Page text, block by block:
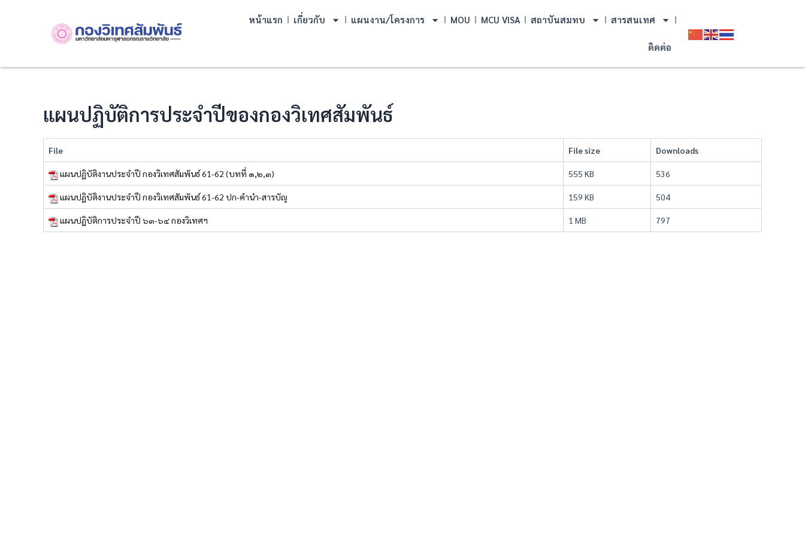
หน้าแรก เกี่ยวกับ แผนงาน/โครงการ MOU MCU VISA สถาบันสมทบ สารสนเทศ
ติดต่อ
แผนปฏิบัติการประจำปีของกองวิเทศสัมพันธ์
File File size Downloads
แผนปฏิบัติงานประจำปี กองวิเทศสัมพันธ์ 61-62 (บทที่ ๑,๒,๓) 555 KB 536
แผนปฏิบัติงานประจำปี กองวิเทศสัมพันธ์ 61-62 ปก-คำนำ-สารบัญ 159 KB 504
แผนปฏิบัติการประจำปี ๖๓-๖๔ กองวิเทศฯ 1 MB 797